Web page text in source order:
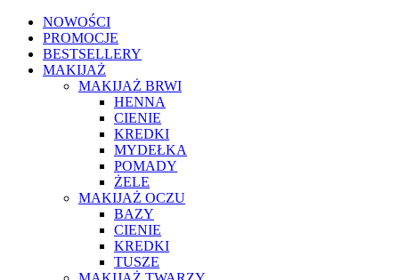
NOWOŚCI
PROMOCJE
BESTSELLERY
MAKIJAŻ
MAKIJAŻ BRWI
HENNA
CIENIE
KREDKI
MYDEŁKA
POMADY
ŻELE
MAKIJAŻ OCZU
BAZY
CIENIE
KREDKI
TUSZE